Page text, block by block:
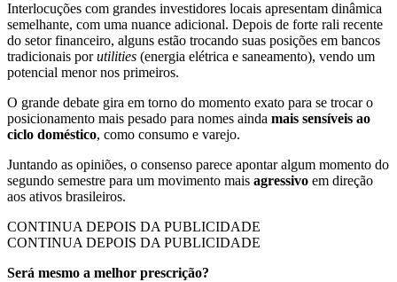
Interlocuções com grandes investidores locais apresentam dinâmica
semelhante, com uma nuance adicional. Depois de forte rali recente
do setor financeiro, alguns estão trocando suas posições em bancos
tradicionais porutilities (energia elétrica e saneamento), vendo um
potencial menor nos primeiros.
O grande debate gira em torno do momento exato para se trocar o
posicionamento mais pesado para nomes ainda mais sensíveis ao
ciclo doméstico, como consumo e varejo.
Juntando as opiniões, o consenso parece apontar algum momento do
segundo semestre para um movimento mais agressivo em direção
aos ativos brasileiros.
CONTINUA DEPOIS DA PUBLICIDADE
CONTINUA DEPOIS DA PUBLICIDADE
Será mesmo a melhor prescrição?